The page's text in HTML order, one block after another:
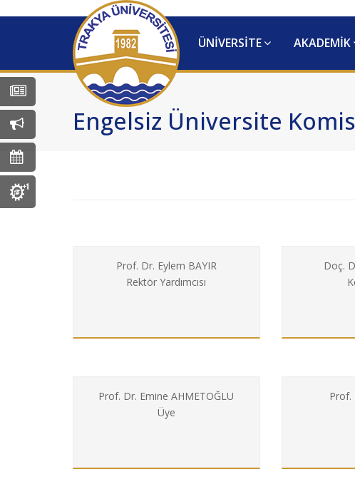
ÜNİVERSİTE AKADEMİK
Tüm Haberler
Tüm DuyurularEngelsiz Üniversite
Prof. Dr. Eylem BAYIR
Rektör Yardımcısı
Doç.
Prof. Dr. Emine AHMETOĞLU
Üye
Prof.